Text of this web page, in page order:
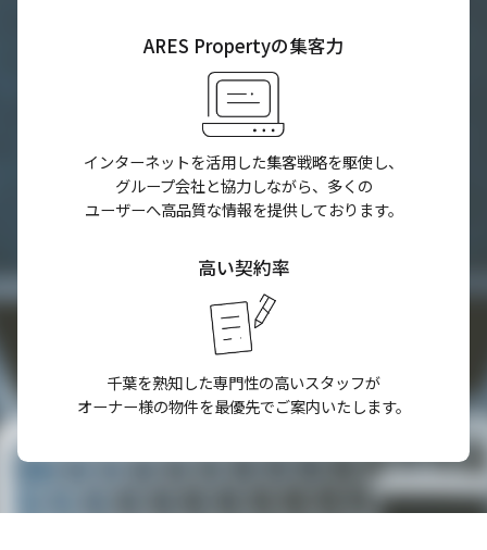
ARES Propertyの集客力
インターネットを活用した集客戦略を駆使し、
グループ会社と協力しながら、多くの
ユーザーへ高品質な情報を提供しております。
高い契約率
千葉を熟知した専門性の高いスタッフが
オーナー様の物件を最優先でご案内いたします。